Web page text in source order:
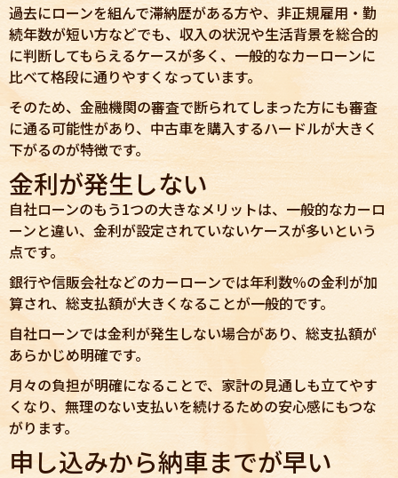
過去にローンを組んで滞納歴がある方や、非正規雇用・勤
続年数が短い方などでも、収入の状況や生活背景を総合的
に判断してもらえるケースが多く、一般的なカーローンに
比べて格段に通りやすくなっています。
そのため、金融機関の審査で断られてしまった方にも審査
に通る可能性があり、中古車を購入するハードルが大きく
下がるのが特徴です。
金利が発生しない
自社ローンのもう1つの大きなメリットは、一般的なカーロ
ーンと違い、金利が設定されていないケースが多いという
点です。
銀行や信販会社などのカーローンでは年利数％の金利が加
算され、総支払額が大きくなることが一般的です。
自社ローンでは金利が発生しない場合があり、総支払額が
あらかじめ明確です。
月々の負担が明確になることで、家計の見通しも立てやす
くなり、無理のない支払いを続けるための安心感にもつな
がります。
申し込みから納車までが早い